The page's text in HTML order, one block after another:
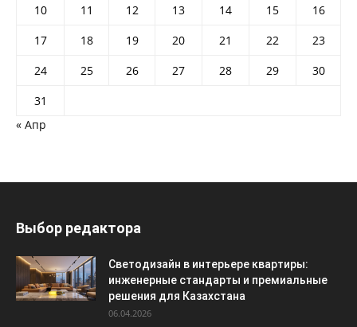
10
11 12 13 14 15
16
17
18 19 20 21 22
23
24
25 26 27 28 29
30
31
« Апр
Выбор редактора
Светодизайн в интерьере квартиры:
инженерные стандарты и премиальные
решения для Казахстана
06.04.2026